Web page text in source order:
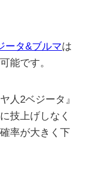
ータ&ブルマは
能です。
人2ベジータ』
技上げしなく
率が大きく下